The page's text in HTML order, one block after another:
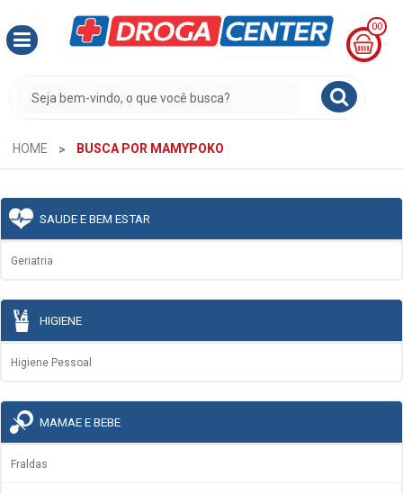
00
CESTA
R$
0,00
HOME BUSCA POR MAMYPOKO
SAUDE E BEM ESTAR
Geriatria
HIGIENE
Higiene Pessoal
MAMAE E BEBE
Fraldas